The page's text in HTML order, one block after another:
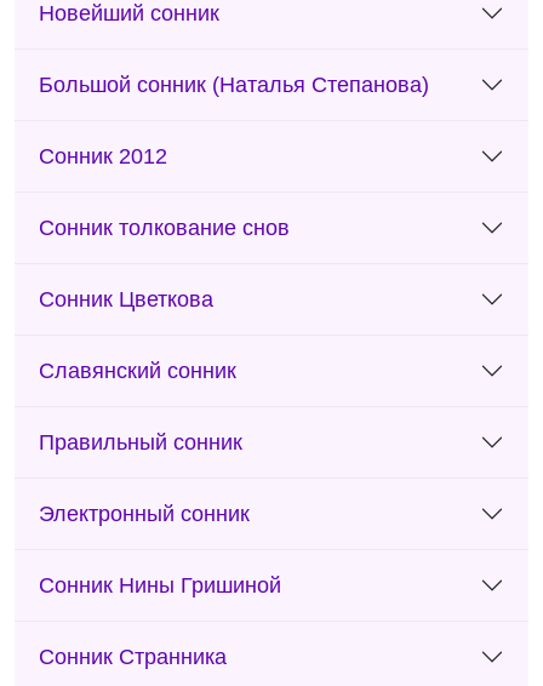
Новейший сонник
Большой сонник (Наталья Степанова)
Сонник 2012
Сонник толкование снов
Сонник Цветкова
Славянский сонник
Правильный сонник
Электронный сонник
Сонник Нины Гришиной
Сонник Странника